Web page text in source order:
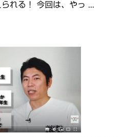
れる！ 今回は、やっ ...